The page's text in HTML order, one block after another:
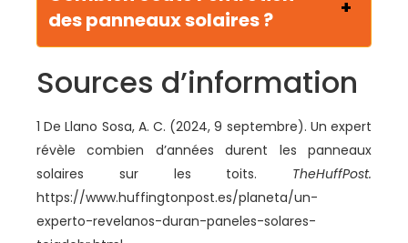
des panneaux solaires ?
Sources d’information
1 De Llano Sosa, A. C. (2024, 9 septembre). Un expert
révèle combien d’années durent les panneaux
solaires sur les toits. TheHuffPost.
https://www.huffingtonpost.es/planeta/un-
experto-revelanos-duran-paneles-solares-